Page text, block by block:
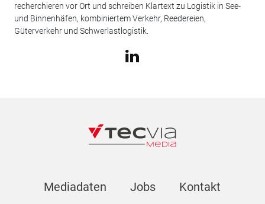
recherchieren vor Ort und schreiben Klartext zu Logistik in See-
und Binnenhäfen, kombiniertem Verkehr, Reedereien,
Güterverkehr und Schwerlastlogistik.
Mediadaten Jobs Kontakt